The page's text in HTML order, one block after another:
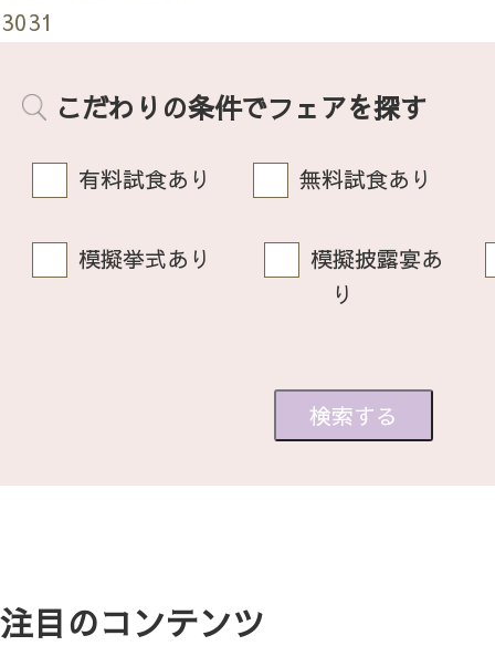
3031
こだわりの条件でフェアを探す
有料試食あり 無料試食あり
模擬挙式あり
模擬披露宴あ
り
注目のコンテンツ